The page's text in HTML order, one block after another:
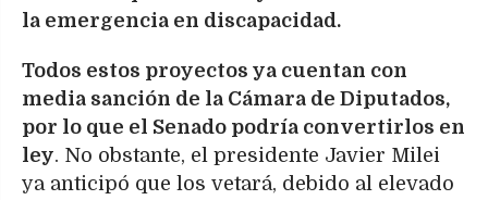
la emergencia en discapacidad.
Todos estos proyectos ya cuentan con
media sanción de la Cámara de Diputados,
por lo que el Senado podría convertirlos en
ley. No obstante, el presidente Javier Milei
ya anticipó que los vetará, debido al elevado